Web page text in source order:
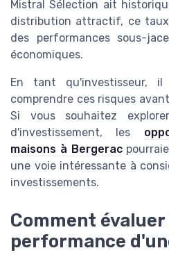
Mistral Sélection ait
distribution attractif, ce
des performances sous-
économiques.
En tant qu'investisseur,
comprendre ces risques
Si vous souhaitez
d'investissement, les
maisons à Bergerac
une voie intéressante à
investissements.
Comment évaluer
performance